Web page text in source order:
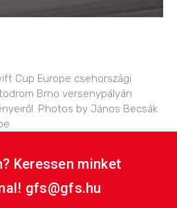
Cup Europe csehországi
Brno versenypályán
Photos by János Becsák
Keressen minket
gfs@gfs.hu